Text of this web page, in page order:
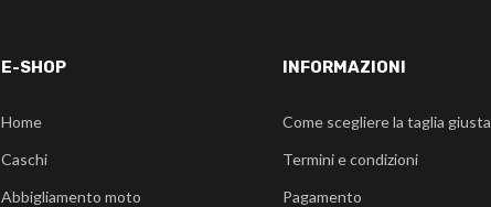
E-SHOP
Home
Caschi
Abbigliamento moto
INFORMAZIONI
Come scegliere la taglia giusta
Termini e condizioni
Pagamento